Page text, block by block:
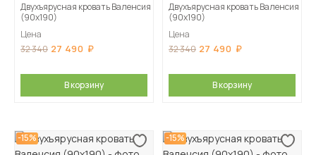
Двухъярусная кровать Валенсия
(90х190)
Цена
32 340 27 490
В корзину
Двухъярусная кровать Валенсия
(90х190)
Цена
32 340 27 490
В корзину
-15% -15%